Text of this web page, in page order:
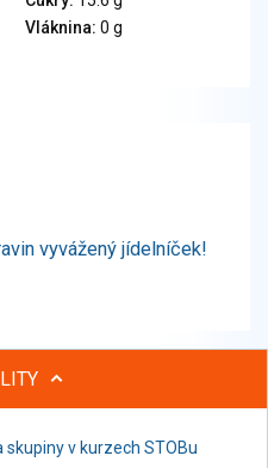
výrobky
Vláknina: 0 g
vyvážený jídelníček!
v kurzech STOBu